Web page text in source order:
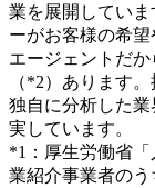
業を展開してい
ーがお客様の希望
エージェントだ
（*2）あります
独自に分析した
実しています。
*1：厚生労働省
業紹介事業者の